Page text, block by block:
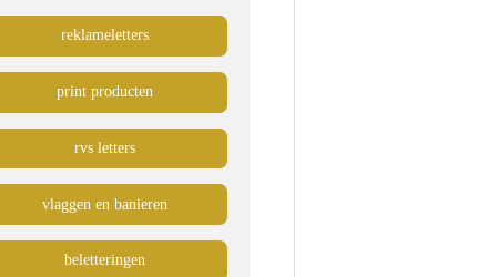
reklameletters
print producten
rvs letters
vlaggen en banieren
beletteringen